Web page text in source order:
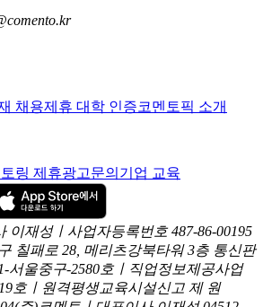
채용제휴 대학 인증코멘토픽 소개
링 제휴광고문의 기업 교육
이재성ㅣ사업자등록번호 487-86-00195
칠패로 28, 메리츠강북타워 3층 통신판
서울중구-2580호ㅣ직업정보제공사업
호ㅣ원격평생교육시설신고 제 원